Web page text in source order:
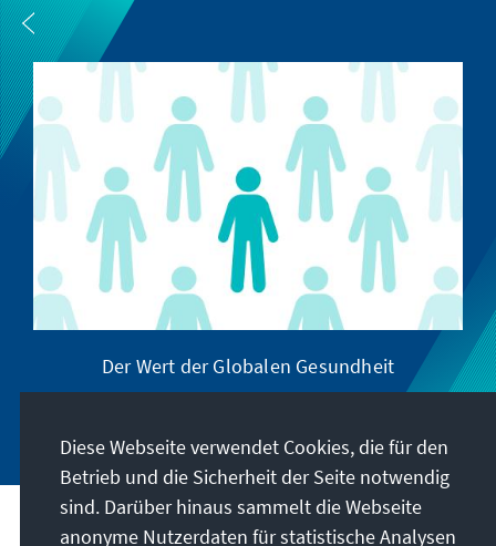
Der Wert der Globalen Gesundheit
Diese Webseite verwendet Cookies, die für den
Betrieb und die Sicherheit der Seite notwendig
sind. Darüber hinaus sammelt die Webseite
anonyme Nutzerdaten für statistische Analysen